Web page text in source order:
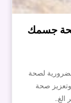
جسمك
لصحة
صحة
الغ…